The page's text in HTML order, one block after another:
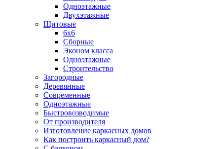
Одноэтажные
Двухэтажные
Щитовые
6х6
Сборные
Эконом класса
Одноэтажные
Строительство
Загородные
Деревянные
Современные
Одноэтажные
Быстровозводимые
От производителя
Изготовление каркасных домов
Как построить каркасный дом?